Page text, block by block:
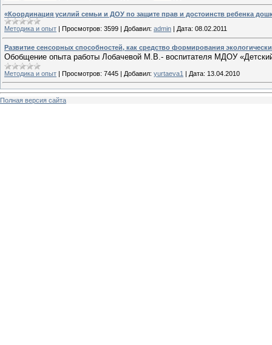
«Координация усилий семьи и ДОУ по защите прав и достоинств ребенка
Методика и опыт
Просмотров: 3599 Добавил: admin Дата: 08.02.2011
Развитие сенсорных способностей, как средство формирования
Обобщение опыта работы Лобачевой М.В.- воспитателя МДОУ
Методика и опыт | Просмотров: 7445 | Добавил: yurtaeva1 | Дата: 13.04.2010
Полная версия сайта